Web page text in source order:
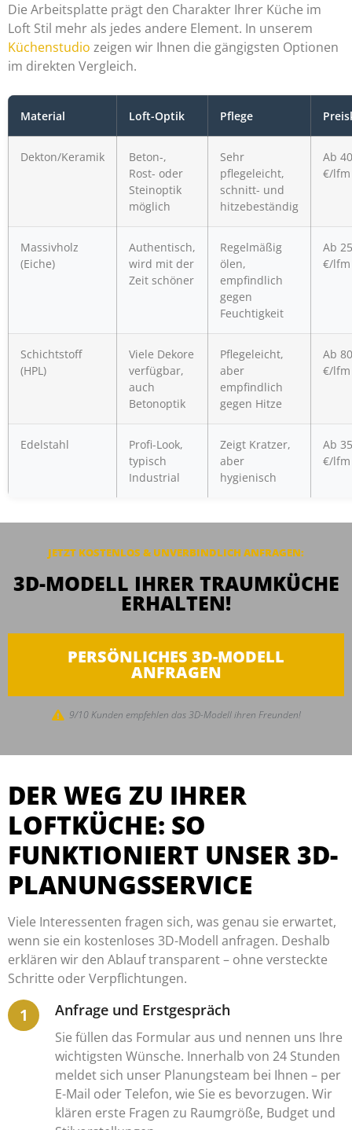
Die Arbeitsplatte prägt den Charakter Ihrer Küche im
Loft Stil mehr als jedes andere Element. In unserem
Küchenstudio zeigen wir Ihnen die gängigsten Optionen
im direkten Vergleich.
Material Loft-Optik Pflege
Dekton/Keramik
Beton-,
Rost- oder
Steinoptik
möglich
Sehr
pflegeleicht,
schnitt- und
hitzebeständig
Ab
€/lfm
Massivholz
(Eiche)
Authentisch,
wird mit der
Zeit schöner
Regelmäßig
ölen,
empfindlich
gegen
Feuchtigkeit
Ab
€/lfm
Schichtstoff
(HPL)
Viele Dekore
verfügbar,
auch
Betonoptik
Pflegeleicht,
aber
empfindlich
gegen Hitze
Ab 80
€/lfm
Edelstahl
Profi-Look,
typisch
Industrial
Zeigt Kratzer,
aber
hygienisch
Ab
€/lfm
JETZT KOSTENLOS & UNVERBINDLICH ANFRAGEN:
3D-MODELL IHRER TRAUMKÜCHE
ERHALTEN!
PERSÖNLICHES 3D-MODELL
ANFRAGEN
9/10 Kunden empfehlen das 3D-Modell ihren Freunden!
DER WEG ZU IHRER
LOFTKÜCHE: SO
FUNKTIONIERT UNSER 3D-
PLANUNGSSERVICE
Viele Interessenten fragen sich, was genau sie erwartet,
wenn sie ein kostenloses 3D-Modell anfragen. Deshalb
erklären wir den Ablauf transparent – ohne versteckte
Schritte oder Verpflichtungen.
Anfrage und Erstgespräch
Sie füllen das Formular aus und nennen uns Ihre
wichtigsten Wünsche. Innerhalb von 24 Stunden
meldet sich unser Planungsteam bei Ihnen – per
E-Mail oder Telefon, wie Sie es bevorzugen. Wir
klären erste Fragen zu Raumgröße, Budget und